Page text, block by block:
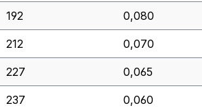
192 0,080
212 0,070
227 0,065
237 0,060